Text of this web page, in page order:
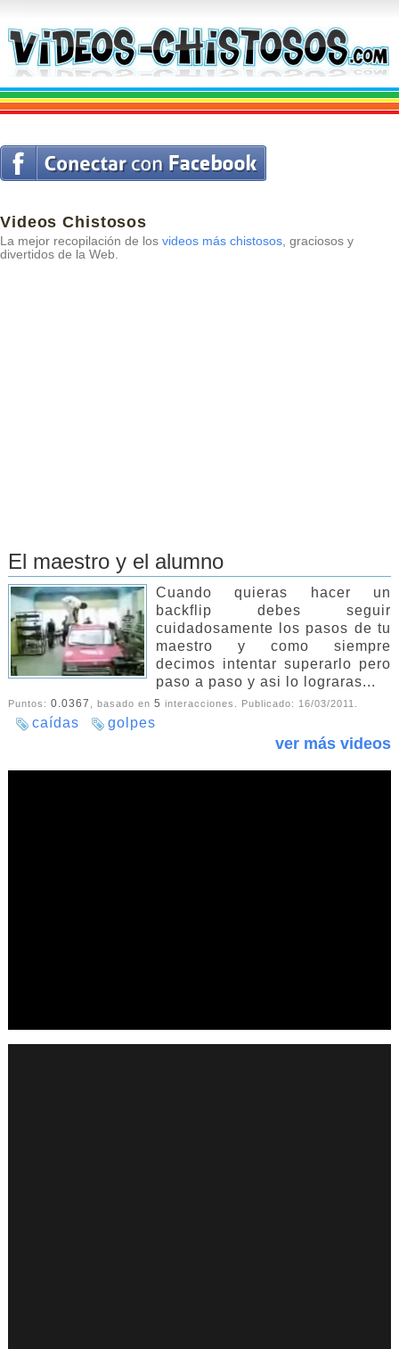
Videos Chistosos
La mejor recopilación de los videos más chistosos, graciosos y
divertidos de la Web.
El maestro y el alumno
Cuando quieras hacer un
backflip debes seguir
cuidadosamente los pasos de tu
maestro y como siempre
decimos intentar superarlo pero
paso a paso y asi lo lograras...
Puntos: 0.0367 , basado en 5 interacciones. Publicado: 16/03/2011.
caídas golpes
ver más videos